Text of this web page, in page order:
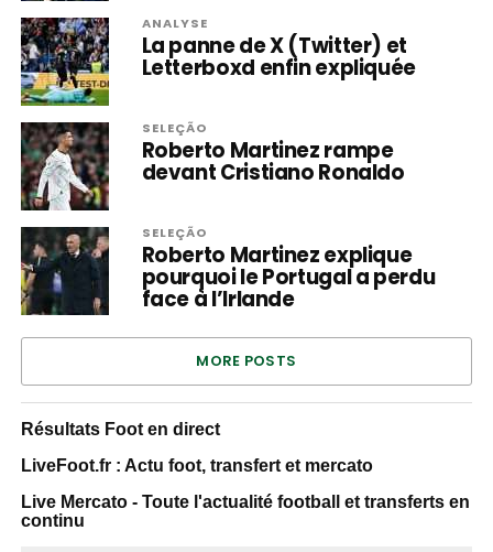
ANALYSE
La panne de X (Twitter) et
Letterboxd enfin expliquée
SELEÇÃO
Roberto Martinez rampe
devant Cristiano Ronaldo
SELEÇÃO
Roberto Martinez explique
pourquoi le Portugal a perdu
face à l’Irlande
MORE POSTS
Résultats Foot en direct
LiveFoot.fr : Actu foot, transfert et mercato
Live Mercato - Toute l'actualité football et transferts en
continu